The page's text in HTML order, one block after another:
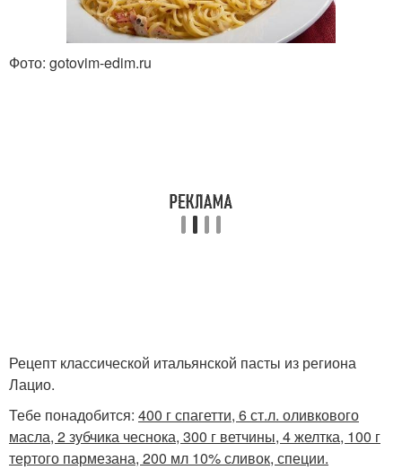
Фото: gotovim-edim.ru
Рецепт классической итальянской пасты из региона
Лацио.
Тебе понадобится: 400 г спагетти, 6 ст.л. оливкового
масла, 2 зубчика чеснока, 300 г ветчины, 4 желтка, 100 г
тертого пармезана, 200 мл 10% сливок, специи.